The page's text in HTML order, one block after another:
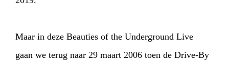
Maar in deze Beauties of the Underground Live
gaan we terug naar 29 maart 2006 toen de Drive-By